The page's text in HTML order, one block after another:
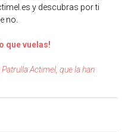
y descubras por ti
no.
que vuelas!
Actimel, que la han